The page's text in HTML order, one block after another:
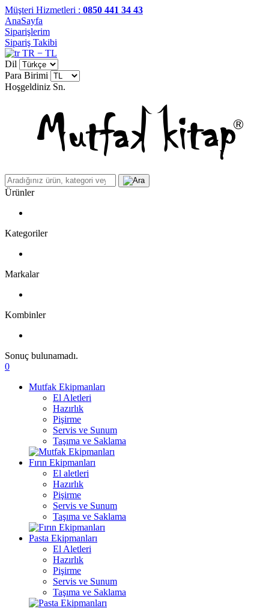
Müşteri Hizmetleri : 0850 441 34 43
AnaSayfa
Siparişlerim
Sipariş Takibi
TR − TL
Dil
Para Birimi
Hoşgeldiniz Sn.
Ürünler
Kategoriler
Markalar
Kombinler
Sonuç bulunamadı.
0
Mutfak Ekipmanları
El Aletleri
Hazırlık
Pişirme
Servis ve Sunum
Taşıma ve Saklama
Fırın Ekipmanları
El aletleri
Hazırlık
Pişirme
Servis ve Sunum
Taşıma ve Saklama
Pasta Ekipmanları
El Aletleri
Hazırlık
Pişirme
Servis ve Sunum
Taşıma ve Saklama